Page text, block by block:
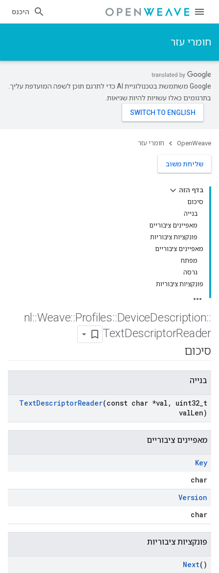
היכנס
חומרי עזר
‫Google משתמשת בטכנולוגיית AI כדי לתרגם תוכן לשפה המועדפת עליך.
בתרגומים כאלו עשויות להיות שגיאות.
OpenWeave חומרי עזר
שליחת משוב
בדף הזה
סיכום
בנייה
מאפיינים ציבוריים
פונקציות ציבוריות
מאפיינים ציבוריים
מפתח
גרסה
פונקציות ציבוריות
nl ::Weave::Profiles::DeviceDescription::
TextDescriptorReader
סיכום
בנייה
TextDescriptorReader(const char *val , uint32 t
valLen)
מאפיינים ציבוריים
Key
char
Version
char
פונקציות ציבוריות
Next()